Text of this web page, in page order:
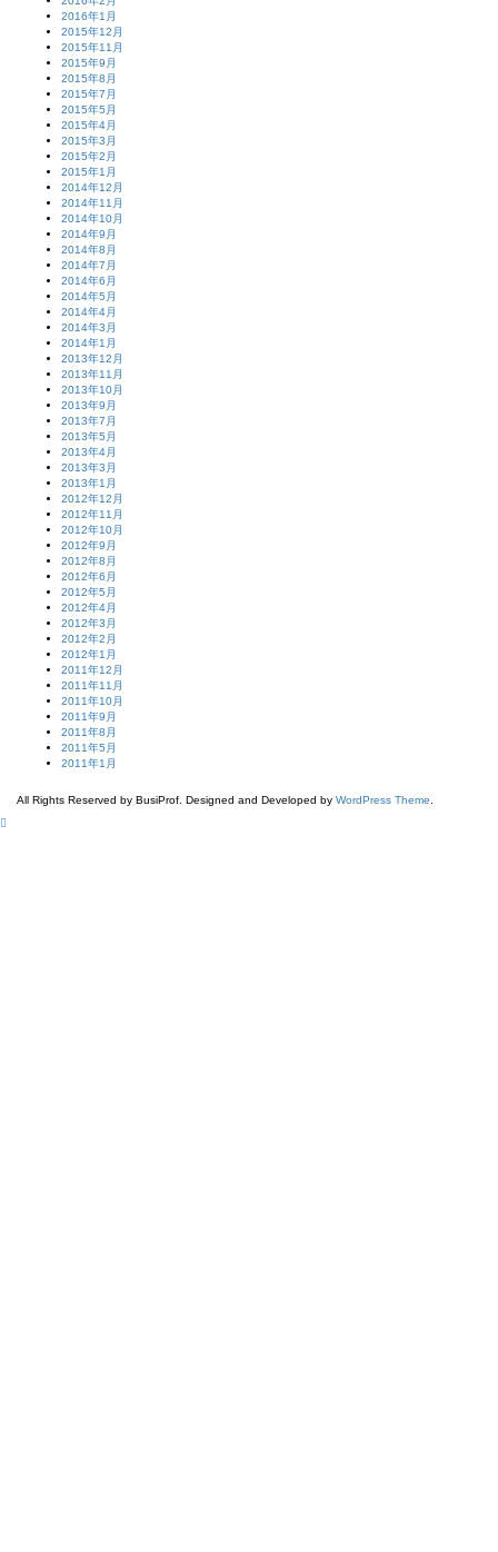
2016年1月
2015年12月
2015年11月
2015年9月
2015年8月
2015年7月
2015年5月
2015年4月
2015年3月
2015年2月
2015年1月
2014年12月
2014年11月
2014年10月
2014年9月
2014年8月
2014年7月
2014年6月
2014年5月
2014年4月
2014年3月
2014年1月
2013年12月
2013年11月
2013年10月
2013年9月
2013年7月
2013年5月
2013年4月
2013年3月
2013年1月
2012年12月
2012年11月
2012年10月
2012年9月
2012年8月
2012年6月
2012年5月
2012年4月
2012年3月
2012年2月
2012年1月
2011年12月
2011年11月
2011年10月
2011年9月
2011年8月
2011年5月
2011年1月
All Rights Reserved by BusiProf. Designed and Developed by WordPress Theme